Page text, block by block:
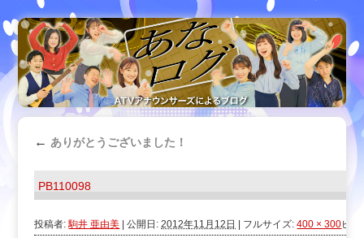
← ありがとうございました！
PB110098
投稿者: 駒井 亜由美 公開日: 2012年11月12日 フルサイズ:400 × 300ピク